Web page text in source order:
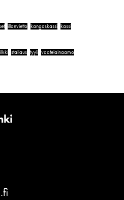
illanvietto kangaskassi kassi
stailaus tyyli vaatelainaamo